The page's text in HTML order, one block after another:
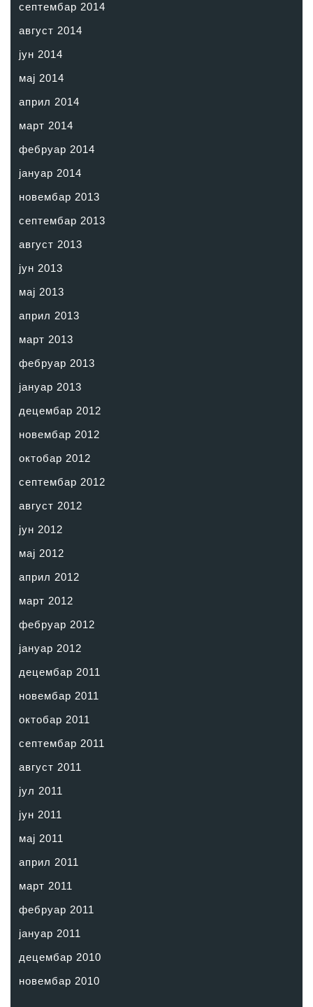
септембар 2014
август 2014
јун 2014
мај 2014
април 2014
март 2014
фебруар 2014
јануар 2014
новембар 2013
септембар 2013
август 2013
јун 2013
мај 2013
април 2013
март 2013
фебруар 2013
јануар 2013
децембар 2012
новембар 2012
октобар 2012
септембар 2012
август 2012
јун 2012
мај 2012
април 2012
март 2012
фебруар 2012
јануар 2012
децембар 2011
новембар 2011
октобар 2011
септембар 2011
август 2011
јул 2011
јун 2011
мај 2011
април 2011
март 2011
фебруар 2011
јануар 2011
децембар 2010
новембар 2010